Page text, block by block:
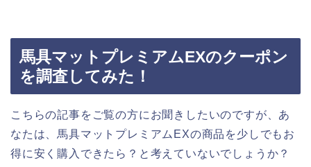
馬具マットプレミアムEXのクーポン
を調査してみた！
こちらの記事をご覧の方にお聞きしたいのですが、あ
なたは、馬具マットプレミアムEXの商品を少しでもお
得に安く購入できたら？と考えていないでしょうか？